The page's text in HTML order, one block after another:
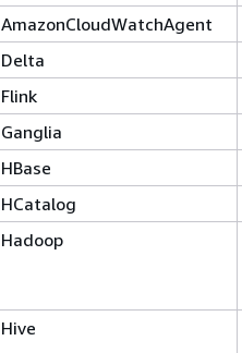
AmazonCloudWatchAgent
Delta
Flink
Ganglia
HBase
HCatalog
Hadoop
Hive